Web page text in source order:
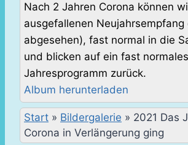
Nach 2 Jahren Corona können
ausgefallenen Neujahrsempfang
abgesehen), fast normal in die
und blicken auf ein fast normales
Jahresprogramm zurück.
Album herunterladen
Start » Bildergalerie » 2021 Das
Corona in Verlängerung ging